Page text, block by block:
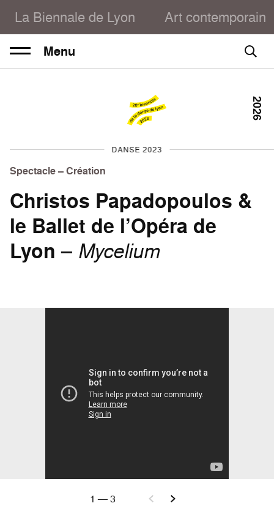
La Biennale de Lyon Art contemporain
Menu
DANSE 2023
Spectacle – Création
Christos Papadopoulos &
le Ballet de l’Opéra de
Lyon – Mycelium
2026
1 —3